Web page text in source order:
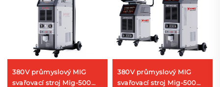
380V průmyslový MIG
svařovací stroj Mig-500
380V průmyslový MIG
svařovací stroj Mig-500